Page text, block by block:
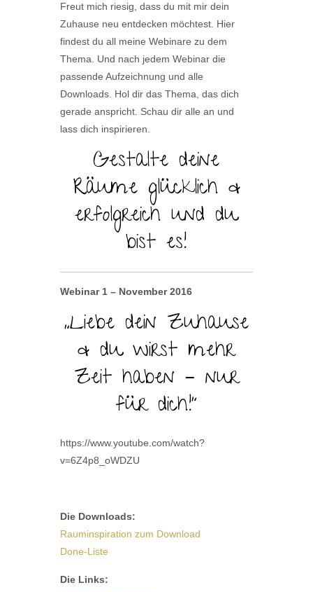
Freut mich riesig, dass du mit mir dein
Zuhause neu entdecken möchtest. Hier
findest du all meine Webinare zu dem
Thema. Und nach jedem Webinar die
passende Aufzeichnung und alle
Downloads. Hol dir das Thema, das dich
gerade anspricht. Schau dir alle an und
lass dich inspirieren.
Gestalte deine
Räume glücklich &
erfolgreich und du
bist es!
Webinar 1 – November 2016
„Liebe dein Zuhause
& du wirst mehr
Zeit haben – nur
für dich!“
https://www.youtube.com/watch?
v=6Z4p8_oWDZU
Die Downloads:
Rauminspiration zum Download
Done-Liste
Die Links: